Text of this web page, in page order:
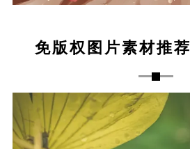
免版权图片素材推